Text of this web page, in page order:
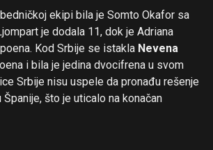
ekipi bila je Somto Okafor sa
je dodala 11, dok je Adriana
Kod Srbije se istakla Nevena
i bila je jedina dvocifrena u svom
Srbije nisu uspele da pronađu rešenje
što je uticalo na konačan